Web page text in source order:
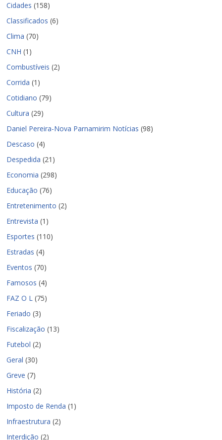
Cidades (158)
Classificados (6)
Clima (70)
CNH (1)
Combustíveis (2)
Corrida (1)
Cotidiano (79)
Cultura (29)
Daniel Pereira-Nova Parnamirim Notícias (98)
Descaso (4)
Despedida (21)
Economia (298)
Educação (76)
Entretenimento (2)
Entrevista (1)
Esportes (110)
Estradas (4)
Eventos (70)
Famosos (4)
FAZ O L (75)
Feriado (3)
Fiscalização (13)
Futebol (2)
Geral (30)
Greve (7)
História (2)
Imposto de Renda (1)
Infraestrutura (2)
Interdição (2)